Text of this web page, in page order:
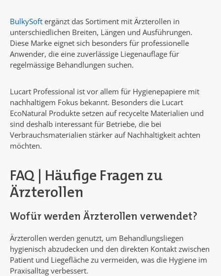
BulkySoft ergänzt das Sortiment mit Ärzterollen in
unterschiedlichen Breiten, Längen und Ausführungen.
Diese Marke eignet sich besonders für professionelle
Anwender, die eine zuverlässige Liegenauflage für
regelmässige Behandlungen suchen.
Lucart Professional ist vor allem für Hygienepapiere mit
nachhaltigem Fokus bekannt. Besonders die Lucart
EcoNatural Produkte setzen auf recycelte Materialien und
sind deshalb interessant für Betriebe, die bei
Verbrauchsmaterialien stärker auf Nachhaltigkeit achten
möchten.
FAQ | Häufige Fragen zu
Ärzterollen
Wofür werden Ärzterollen verwendet?
Ärzterollen werden genutzt, um Behandlungsliegen
hygienisch abzudecken und den direkten Kontakt zwischen
Patient und Liegefläche zu vermeiden, was die Hygiene im
Praxisalltag verbessert.